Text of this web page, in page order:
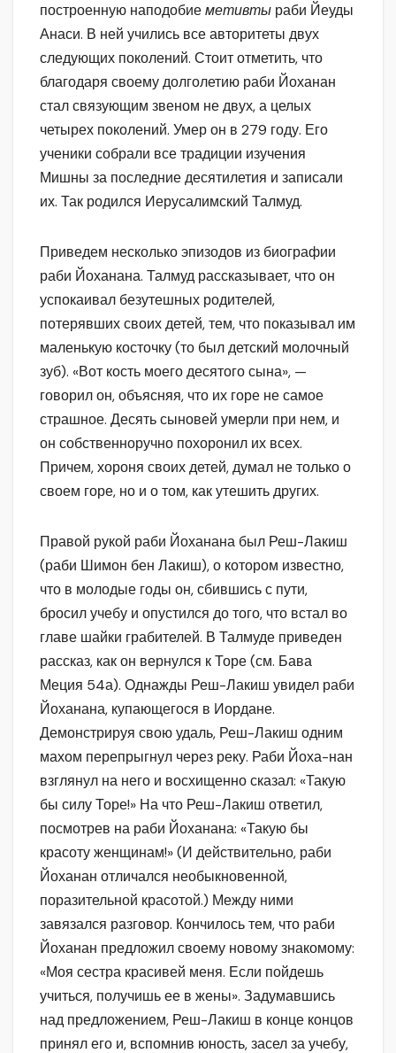
построенную наподобиеметивты раби Йеуды
Анаси. В ней учились все авторитеты двух
следующих поколений. Стоит отметить, что
благодаря своему долголетию раби Йоханан
стал связующим звеном не двух, а целых
четырех поколений. Умер он в 279 году. Его
ученики собрали все традиции изучения
Мишны за последние десятилетия и записали
их. Так родился Иерусалимский Талмуд.
Приведем несколько эпизодов из биографии
раби Йоханана. Талмуд рассказывает, что он
успокаивал безутешных родителей,
потерявших своих детей, тем, что показывал им
маленькую косточку (то был детский молочный
зуб). «Вот кость моего десятого сына», —
говорил он, объясняя, что их горе не самое
страшное. Десять сыновей умерли при нем, и
он собственноручно похоронил их всех.
Причем, хороня своих детей, думал не только о
своем горе, но и о том, как утешить других.
Правой рукой раби Йоханана был Реш-Лакиш
(раби Шимон бен Лакиш), о котором известно,
что в молодые годы он, сбившись с пути,
бросил учебу и опустился до того, что встал во
главе шайки грабителей. В Талмуде приведен
рассказ, как он вернулся к Торе (см. Бава
Меция 54а). Однажды Реш-Лакиш увидел раби
Йоханана, купающегося в Иордане.
Демонстрируя свою удаль, Реш-Лакиш одним
махом перепрыгнул через реку. Раби Йоха-нан
взглянул на него и восхищенно сказал: «Такую
бы силу Торе!» На что Реш-Лакиш ответил,
посмотрев на раби Йоханана: «Такую бы
красоту женщинам!» (И действительно, раби
Йоханан отличался необыкновенной,
поразительной красотой.) Между ними
завязался разговор. Кончилось тем, что раби
Йоханан предложил своему новому знакомому:
«Моя сестра красивей меня. Если пойдешь
учиться, получишь ее в жены». Задумавшись
над предложением, Реш-Лакиш в конце концов
принял его и, вспомнив юность, засел за учебу,